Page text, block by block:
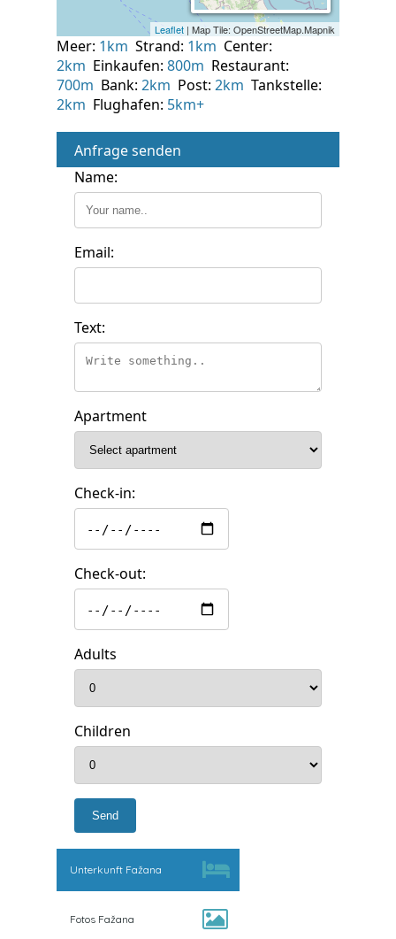
Meer: 1km Strand: 1km Center:
2km Einkaufen: 800m Restaurant:
700m Bank: 2km Post: 2km Tankstelle:
2km Flughafen: 5km+
Anfrage senden
Name:
Email:
Text:
Apartment
Check-in:
Check-out:
Adults
Children
Unterkunft Fažana
Fotos Fažana